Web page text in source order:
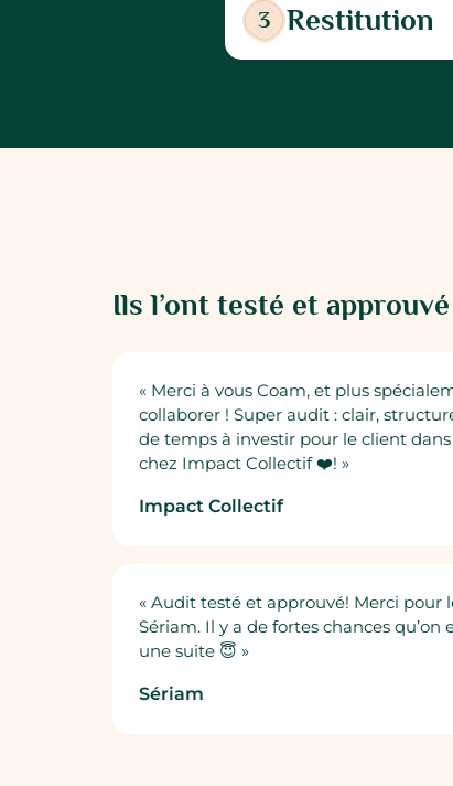
3 Restitution
Ils l’ont testé et approuvé
« Merci à vous Coam, et plus
collaborer ! Super audit : clair,
de temps à investir pour le client
chez Impact Collectif ❤️! »
Impact Collectif
« Audit testé et approuvé! Merci
Sériam. Il y a de fortes chances
une suite 😇 »
Sériam